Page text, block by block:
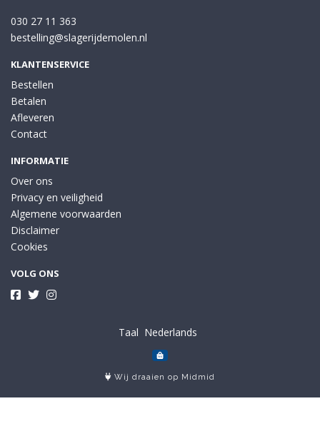
030 27 11 363
bestelling@slagerijdemolen.nl
KLANTENSERVICE
Bestellen
Betalen
Afleveren
Contact
INFORMATIE
Over ons
Privacy en veiligheid
Algemene voorwaarden
Disclaimer
Cookies
VOLG ONS
Taal
Wij draaien op Midmid